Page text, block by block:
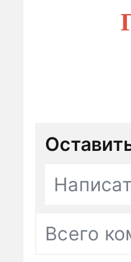
Всего